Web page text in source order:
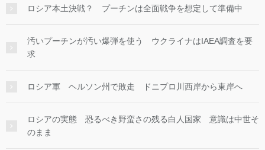
ロシア本土決戦？ プーチンは全面戦争を想定して準備中
汚いプーチンが汚い爆弾を使う ウクライナはIAEA調査を要
求
ロシア軍 ヘルソン州で敗走 ドニプロ川西岸から東岸へ
ロシアの実態 恐るべき野蛮さの残る白人国家 意識は中世そ
のまま